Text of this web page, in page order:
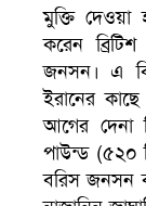
মুক্তি দেওয়া
করেন ব্রিটিশ
জনসন। এ
ইরানের
আগের দেনা
পাউন্ড (৫২০
বরিস জনসন